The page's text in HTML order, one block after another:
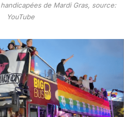
de Mardi Gras, source:
YouTube